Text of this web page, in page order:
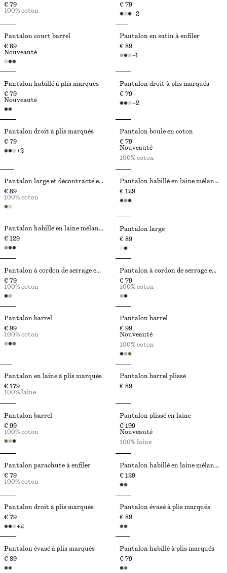
€ 79
100% coton
€ 79
+2
Pantalon court barrel
€ 89
Nouveauté
Pantalon en satin à enfiler
€ 89
+1
Pantalon habillé à plis marqués
€ 79
Nouveauté
Pantalon droit à plis marqués
€ 79
+2
Pantalon droit à plis marqués
€ 79
+2
Pantalon boule en coton
€ 79
Nouveauté
100% coton
Pantalon large et décontracté en coton
€ 89
100% coton
Pantalon habillé en laine mélangée
€ 129
Pantalon habillé en laine mélangée
€ 129
Pantalon large
€ 89
Pantalon à cordon de serrage en sergé de coton
€ 79
100% coton
Pantalon à cordon de serrage en sergé de coton
€ 79
100% coton
Pantalon barrel
€ 99
100% coton
Pantalon barrel
€ 99
Nouveauté
100% coton
Pantalon en laine à plis marqués
€ 179
100% laine
Pantalon barrel plissé
€ 89
Pantalon barrel
€ 99
100% coton
Pantalon plissé en laine
€ 199
Nouveauté
100% laine
Pantalon parachute à enfiler
€ 79
100% coton
Pantalon habillé en laine mélangée
€ 129
Pantalon droit à plis marqués
€ 79
+2
Pantalon évasé à plis marqués
€ 89
Pantalon évasé à plis marqués
€ 89
Pantalon habillé à plis marqués
€ 79